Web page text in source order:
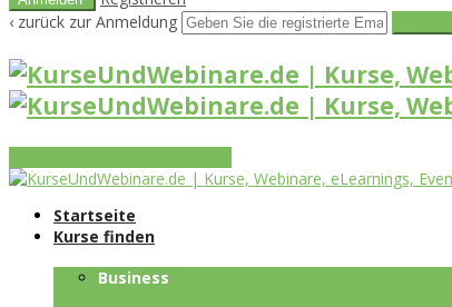
‹ zurück zur Anmeldung
Startseite
Kurse finden
Business